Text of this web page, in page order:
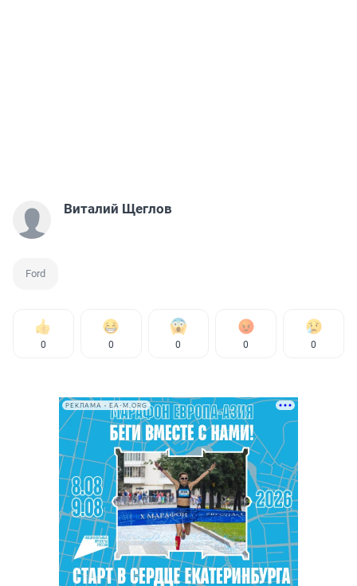
Виталий Щеглов
Ford
0 0 0 0 0
РЕКЛАМА • EA-M.ORG